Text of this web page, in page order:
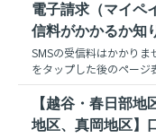
電子請求（マイペ
信料がかかるか知
SMSの受信料はかかりま
をタップした後のページ
【越谷・春日部
地区、真岡地区】